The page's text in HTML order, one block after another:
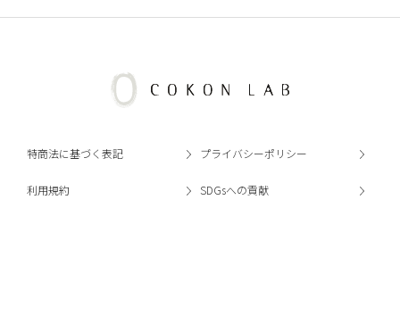
特商法に基づく表記 プライバシーポリシー
利用規約 SDGsへの貢献